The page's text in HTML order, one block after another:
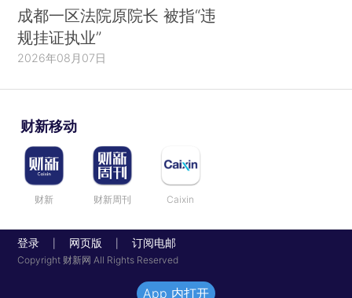
成都一区法院原院长 被指“违
规挂证执业”
2026年08月07日
财新移动
财新 财新周刊 Caixin
登录 网页版 订阅电邮
Copyright 财新网 All Rights Reserved
App 内打开